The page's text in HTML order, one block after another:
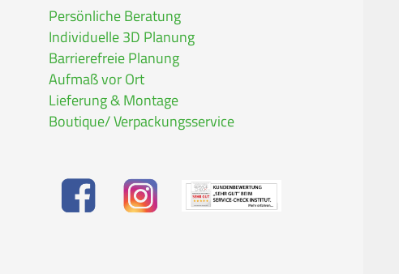
Persönliche Beratung
Individuelle 3D Planung
Barrierefreie Planung
Aufmaß vor Ort
Lieferung & Montage
Boutique/ Verpackungsservice